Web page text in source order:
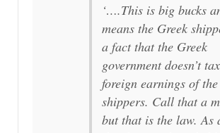
‘….This is big bucks
means the Greek
a fact that the Greek
government doesn’t
foreign earnings of the
shippers. Call that a
but that is the law. As